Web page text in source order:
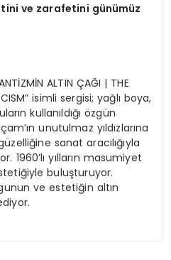
ve zarafetini günümüz
ALTIN ÇAĞI | THE
isimli sergisi; yağlı boya,
kullanıldığı özgün
unutulmaz yıldızlarına
sanat aracılığıyla
1960’lı yılların masumiyet
buluşturuyor.
ve estetiğin altın